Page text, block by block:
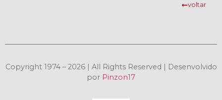
voltar
Copyright 1974 – 2026 | All Rights Reserved | Desenvolvido
por Pinzon17